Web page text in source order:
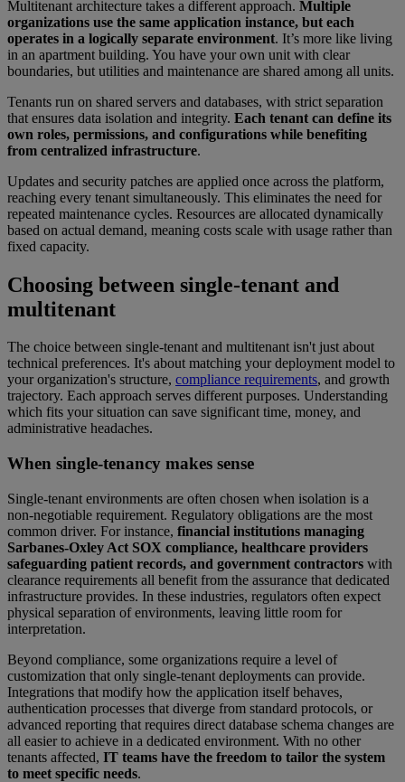
Multitenant architecture takes a different approach. Multiple
organizations use the same application instance, but each
operates in a logically separate environment. It’s more like living
in an apartment building. You have your own unit with clear
boundaries, but utilities and maintenance are shared among all units.
Tenants run on shared servers and databases, with strict separation
that ensures data isolation and integrity. Each tenant can define its
own roles, permissions, and configurations while benefiting
from centralized infrastructure.
Updates and security patches are applied once across the platform,
reaching every tenant simultaneously. This eliminates the need for
repeated maintenance cycles. Resources are allocated dynamically
based on actual demand, meaning costs scale with usage rather than
fixed capacity.
Choosing between single-tenant and
multitenant
The choice between single-tenant and multitenant isn't just about
technical preferences. It's about matching your deployment model to
your organization's structure, compliance requirements, and growth
trajectory. Each approach serves different purposes. Understanding
which fits your situation can save significant time, money, and
administrative headaches.
When single-tenancy makes sense
Single-tenant environments are often chosen when isolation is a
non-negotiable requirement. Regulatory obligations are the most
common driver. For instance, financial institutions managing
Sarbanes-Oxley Act SOX compliance, healthcare providers
safeguarding patient records, and government contractors with
clearance requirements all benefit from the assurance that dedicated
infrastructure provides. In these industries, regulators often expect
physical separation of environments, leaving little room for
interpretation.
Beyond compliance, some organizations require a level of
customization that only single-tenant deployments can provide.
Integrations that modify how the application itself behaves,
authentication processes that diverge from standard protocols, or
advanced reporting that requires direct database schema changes are
all easier to achieve in a dedicated environment. With no other
tenants affected, IT teams have the freedom to tailor the system
to meet specific needs.